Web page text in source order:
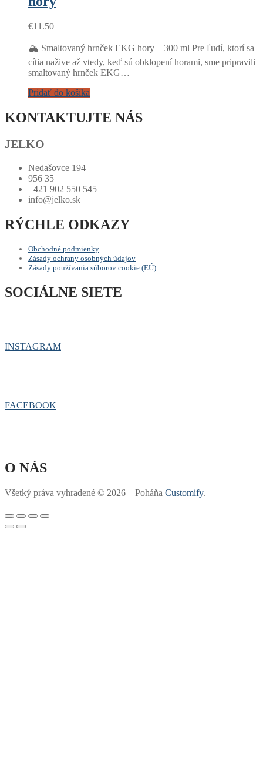
€11.50
🏔️ Smaltovaný hrnček EKG hory – 300 ml Pre ľudí, ktorí sa
cítia nažive až vtedy, keď sú obklopení horami, sme pripravili
smaltovaný hrnček EKG…
Pridať do košíka
KONTAKTUJTE NÁS
JELKO
Nedašovce 194
956 35
+421 902 550 545
info@jelko.sk
RÝCHLE ODKAZY
Obchodné podmienky
Zásady ochrany osobných údajov
Zásady používania súborov cookie (EÚ)
SOCIÁLNE SIETE
INSTAGRAM
FACEBOOK
O NÁS
Všetký práva vyhradené © 2026 – Poháňa Customify.